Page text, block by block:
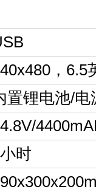
，6.5
置锂电池/电
时